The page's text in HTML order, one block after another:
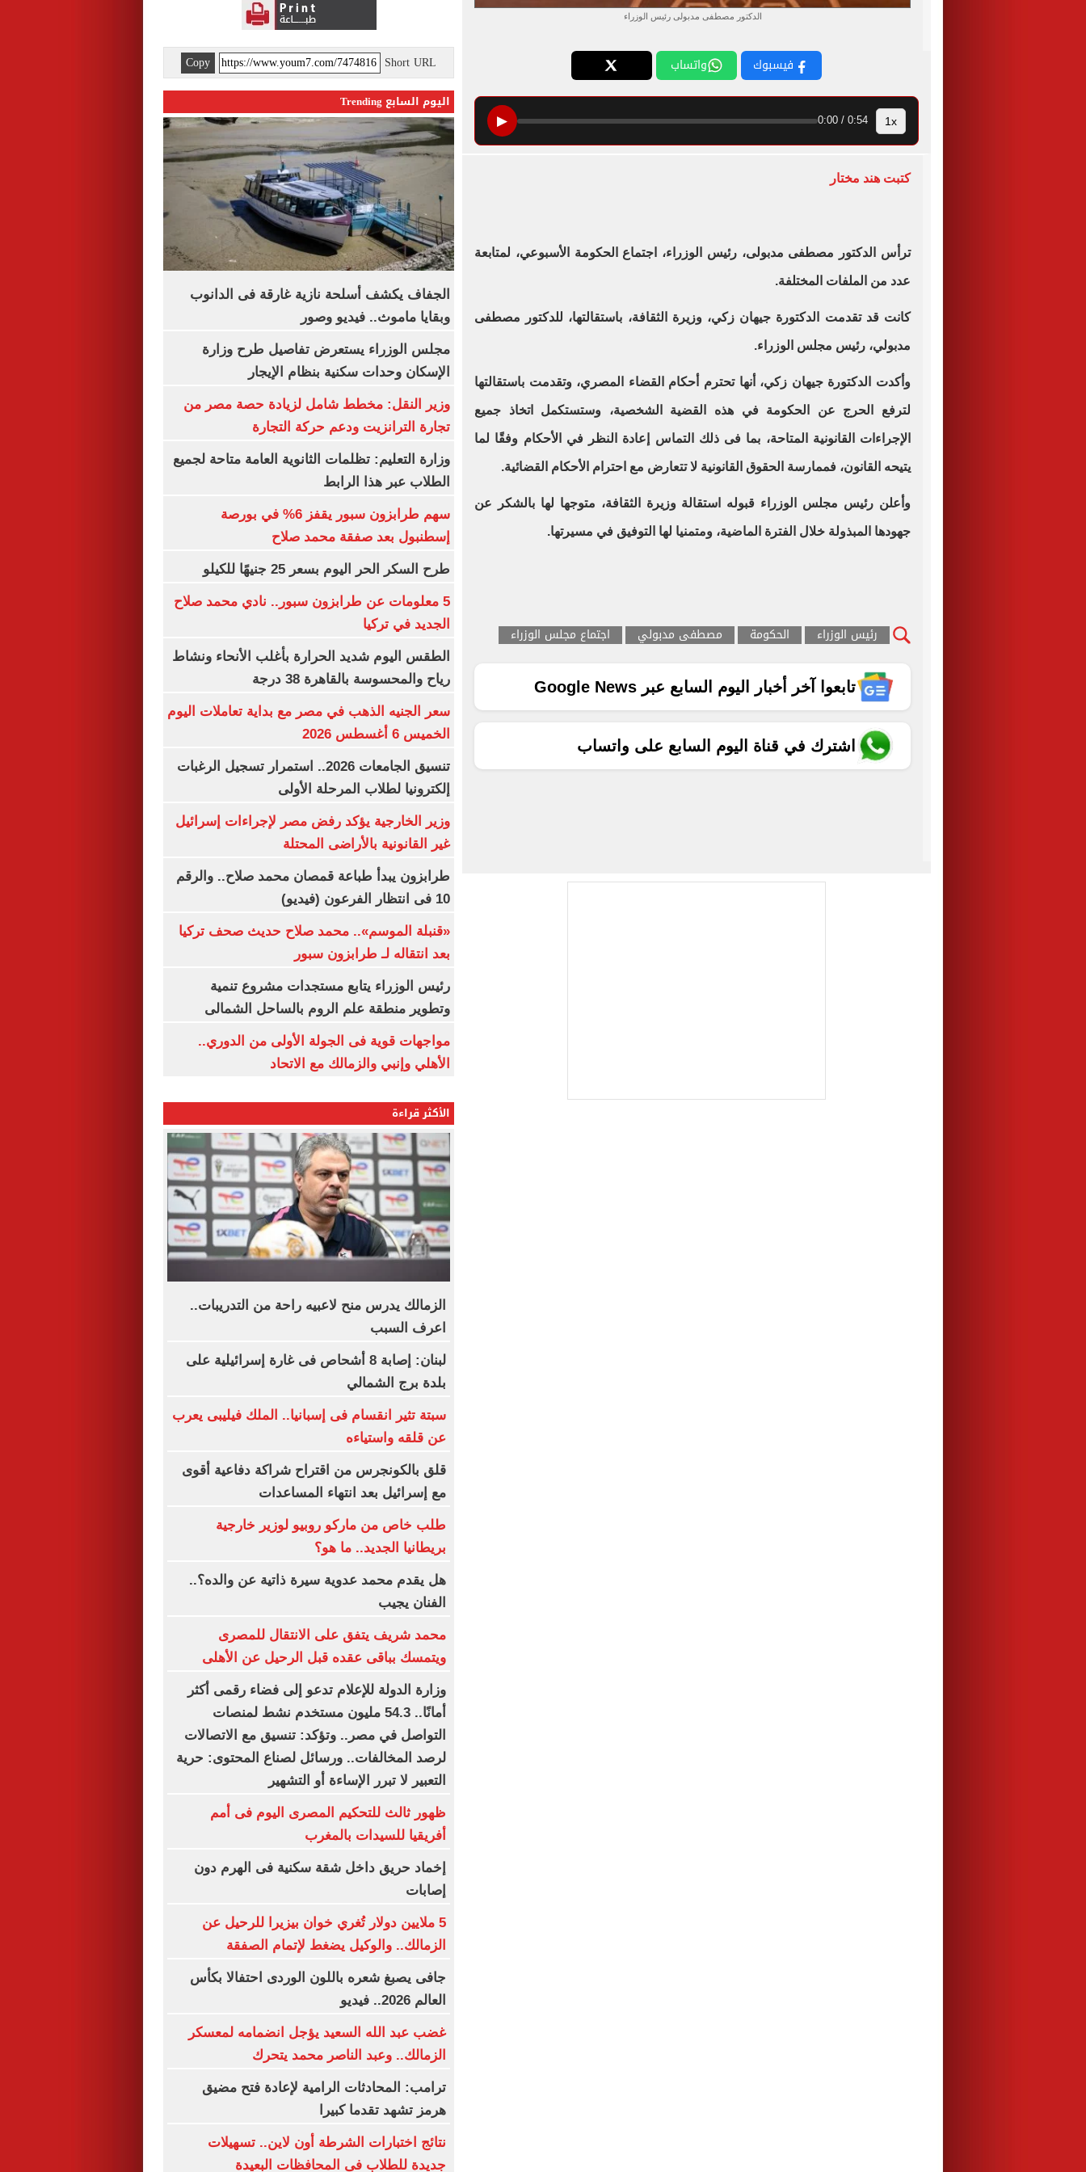
الدكتور مصطفى مدبولى رئيس الوزراء
فيسبوك واتساب
▶ 0:54 / 0:00 1x
كتبت هند مختار
ترأس الدكتور مصطفى مدبولى، رئيس الوزراء، اجتماع الحكومة الأسبوعي، لمتابعة
عدد من الملفات المختلفة.
كانت قد تقدمت الدكتورة جيهان زكي، وزيرة الثقافة، باستقالتها، للدكتور مصطفى
مدبولي، رئيس مجلس الوزراء.
وأكدت الدكتورة جيهان زكي، أنها تحترم أحكام القضاء المصري، وتقدمت باستقالتها
لترفع الحرج عن الحكومة في هذه القضية الشخصية، وستستكمل اتخاذ جميع
الإجراءات القانونية المتاحة، بما فى ذلك التماس إعادة النظر في الأحكام وفقًا لما
يتيحه القانون، فممارسة الحقوق القانونية لا تتعارض مع احترام الأحكام القضائية.
وأعلن رئيس مجلس الوزراء قبوله استقالة وزيرة الثقافة، متوجها لها بالشكر عن
جهودها المبذولة خلال الفترة الماضية، ومتمنيا لها التوفيق في مسيرتها.
رئيس الوزراء الحكومة مصطفى مدبولي اجتماع مجلس الوزراء
تابعوا آخر أخبار اليوم السابع عبر Google News
اشترك في قناة اليوم السابع على واتساب
Short URL
Copy
اليوم السابع Trending
الجفاف يكشف أسلحة نازية غارقة فى الدانوب
وبقايا ماموث.. فيديو وصور
مجلس الوزراء يستعرض تفاصيل طرح وزارة
الإسكان وحدات سكنية بنظام الإيجار
وزير النقل: مخطط شامل لزيادة حصة مصر من
تجارة الترانزيت ودعم حركة التجارة
وزارة التعليم: تظلمات الثانوية العامة متاحة لجميع
الطلاب عبر هذا الرابط
سهم طرابزون سبور يقفز 6% في بورصة
إسطنبول بعد صفقة محمد صلاح
طرح السكر الحر اليوم بسعر 25 جنيهًا للكيلو
5 معلومات عن طرابزون سبور.. نادي محمد صلاح
الجديد في تركيا
الطقس اليوم شديد الحرارة بأغلب الأنحاء ونشاط
رياح والمحسوسة بالقاهرة 38 درجة
سعر الجنيه الذهب في مصر مع بداية تعاملات اليوم
الخميس 6 أغسطس 2026
تنسيق الجامعات 2026.. استمرار تسجيل الرغبات
إلكترونيا لطلاب المرحلة الأولى
وزير الخارجية يؤكد رفض مصر لإجراءات إسرائيل
غير القانونية بالأراضى المحتلة
طرابزون يبدأ طباعة قمصان محمد صلاح.. والرقم
10 فى انتظار الفرعون (فيديو)
«قنبلة الموسم».. محمد صلاح حديث صحف تركيا
بعد انتقاله لـ طرابزون سبور
رئيس الوزراء يتابع مستجدات مشروع تنمية
وتطوير منطقة علم الروم بالساحل الشمالى
مواجهات قوية فى الجولة الأولى من الدوري..
الأهلي وإنبي والزمالك مع الاتحاد
الأكثر قراءة
الزمالك يدرس منح لاعبيه راحة من التدريبات..
اعرف السبب
لبنان: إصابة 8 أشحاص فى غارة إسرائيلية على
بلدة برج الشمالي
سبتة تثير انقسام فى إسبانيا.. الملك فيليبى يعرب
عن قلقه واستياءه
قلق بالكونجرس من اقتراح شراكة دفاعية أقوى
مع إسرائيل بعد انتهاء المساعدات
طلب خاص من ماركو روبيو لوزير خارجية
بريطانيا الجديد.. ما هو؟
هل يقدم محمد عدوية سيرة ذاتية عن والده؟..
الفنان يجيب
محمد شريف يتفق على الانتقال للمصرى
ويتمسك بباقى عقده قبل الرحيل عن الأهلى
وزارة الدولة للإعلام تدعو إلى فضاء رقمى أكثر
أمانًا.. 54.3 مليون مستخدم نشط لمنصات
التواصل في مصر.. وتؤكد: تنسيق مع الاتصالات
لرصد المخالفات.. ورسائل لصناع المحتوى: حرية
التعبير لا تبرر الإساءة أو التشهير
ظهور ثالث للتحكيم المصرى اليوم فى أمم
أفريقيا للسيدات بالمغرب
إخماد حريق داخل شقة سكنية فى الهرم دون
إصابات
5 ملايين دولار تُغري خوان بيزيرا للرحيل عن
الزمالك.. والوكيل يضغط لإتمام الصفقة
جافى يصبغ شعره باللون الوردى احتفالا بكأس
العالم 2026.. فيديو
غضب عبد الله السعيد يؤجل انضمامه لمعسكر
الزمالك.. وعبد الناصر محمد يتحرك
ترامب: المحادثات الرامية لإعادة فتح مضيق
هرمز تشهد تقدما كبيرا
نتائج اختبارات الشرطة أون لاين.. تسهيلات
جديدة للطلاب فى المحافظات البعيدة